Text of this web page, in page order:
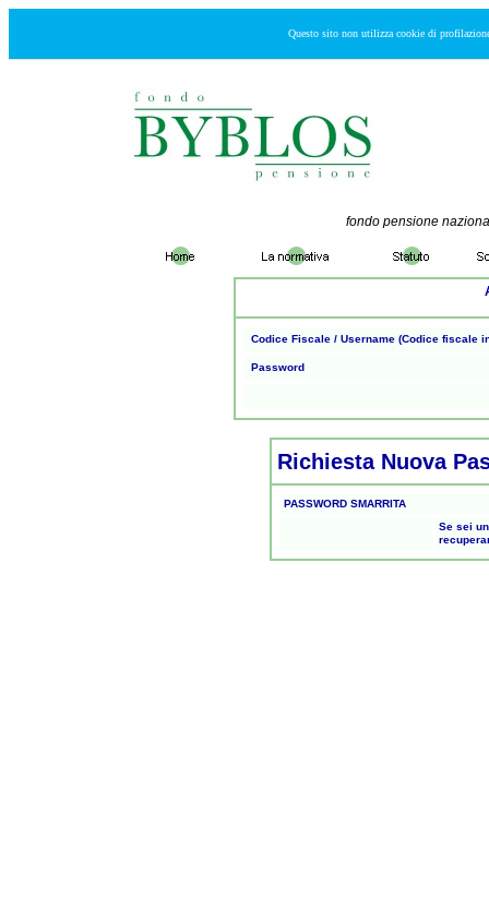
Questo sito non utilizza cookie di
fondo pensione
Codice Fiscale / Username (Codice fiscale
Password
Richiesta Nuova
PASSWORD SMARRITA
Se sei